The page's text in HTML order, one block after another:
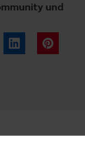
und
LinkedIn